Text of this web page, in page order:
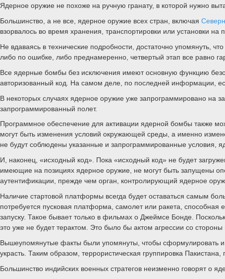
Ядерное оружие не похоже на ручную гранату, в которой нужно
Большинство, а не все, ядерное оружие всех стран, включая
взорвалось во время хранения, транспортировки или установки на
Не вдаваясь в технические подробности, достаточно упомянуть,
либо по ошибке, либо преднамеренно, четвертый этап все равно
Все ядерные бомбы без исключения имеют основную функцию
авторизованный код. На самом деле, по последней информации,
В некоторых случаях ядерное оружие уже запрограммировано на
запрограммированный полет.
Программное обеспечение для активации ядерной бомбы также
могут быть изменения условий окружающей среды, а именно
не будут соблюдены указанные и запрограммированные условия,
И, наконец, «исходный код». Пока «исходный код» не будет
имеющие на позициях ядерное оружие, не могут быть запущены
аутентификации, прежде чем орган, контролирующий ядерное
Наличие стартовой платформы всегда будет оставаться самым
потребуется пусковая платформа, самолет или ракета, способная
запуску. Такое бывает только в фильмах о Джеймсе Бонде.
это уже не будет терактом. Это было бы актом агрессии со стороны
Вышеупомянутые факты были упомянуты, чтобы сформулировать и
украсть. Таким образом, террористическая группировка
Большинство индийских военных стратегов неизменно говорят о